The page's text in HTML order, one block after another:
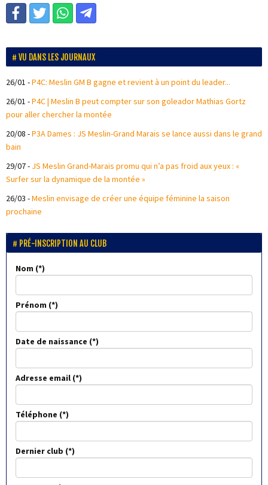
VU DANS LES JOURNAUX
26/01 -P4C: Meslin GM B gagne et revient à un point du leader...
26/01 -P4C | Meslin B peut compter sur son goleador Mathias Gortz
pour aller chercher la montée
20/08 -P3A Dames : JS Meslin-Grand Marais se lance aussi dans le grand
bain
29/07- JS Meslin Grand-Marais promu qui n’a pas froid aux yeux : «
Surfer sur la dynamique de la montée »
26/03 -Meslin envisage de créer une équipe féminine la saison
prochaine
PRÉ-INSCRIPTION AU CLUB
Nom
Prénom
Date de naissance
Adresse email
Téléphone
Dernier club